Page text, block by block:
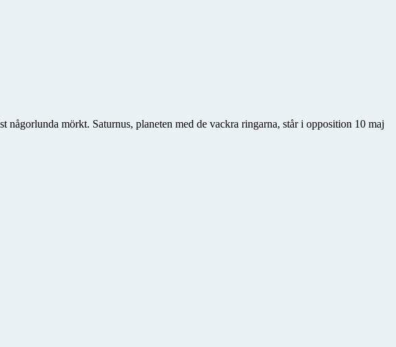
mörkt. Saturnus, planeten med de vackra ringarna, står i opposition 10 maj